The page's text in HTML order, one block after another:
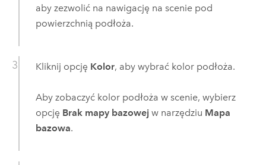
aby zezwolić na nawigację na scenie pod
powierzchnią podłoża.
Kliknij opcję Kolor, aby wybrać kolor podłoża.
Aby zobaczyć kolor podłoża w scenie, wybierz
opcję Brak mapy bazowejw narzędziu Mapa
bazowa.